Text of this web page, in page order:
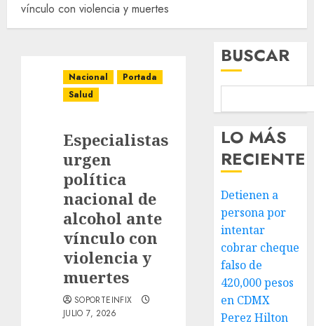
vínculo con violencia y muertes
Nacional
Portada
Salud
Especialistas
urgen
política
nacional de
alcohol ante
vínculo con
violencia y
muertes
SOPORTEINFIX
JULIO 7, 2026
BUSCAR
LO MÁS
RECIENTE
Detienen a
persona por
intentar
cobrar cheque
falso de
420,000 pesos
en CDMX
Perez Hilton